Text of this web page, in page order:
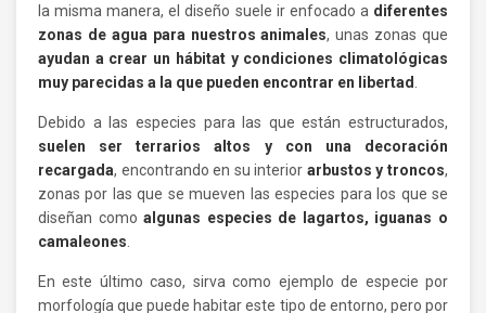
la misma manera, el diseño suele ir enfocado a diferentes
zonas de agua para nuestros animales, unas zonas que
ayudan a crear un hábitat y condiciones climatológicas
muy parecidas a la que pueden encontrar en libertad
Debido a las especies para las que están estructurados,
suelen ser terrarios altos y con una decoración
recargada, encontrando en su interior arbustos y troncos,
zonas por las que se mueven las especies para los que se
diseñan comoalgunas especies de lagartos, iguanas o
camaleones
En este último caso, sirva como ejemplo de especie por
morfología que puede habitar este tipo de entorno, pero por